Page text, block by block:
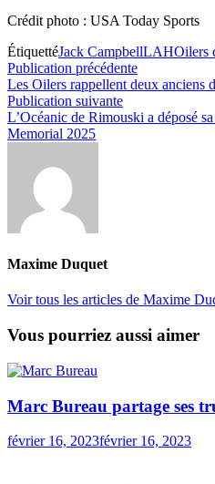
Crédit photo : USA Today Sports
ÉtiquettéJack CampbellLAHOilers
Navigation
de
l’article
Publication précédentePublication
précédente :
Les Oilers rappellent deux anciens
Publication suivantePublication
suivante :
L’Océanic de Rimouski a déposé
Memorial 2025
Maxime Duquet
Voir tous les articles de Maxime
Vous pourriez aussi aimer
Marc Bureau partage ses
février 16, 2023février 16, 2023